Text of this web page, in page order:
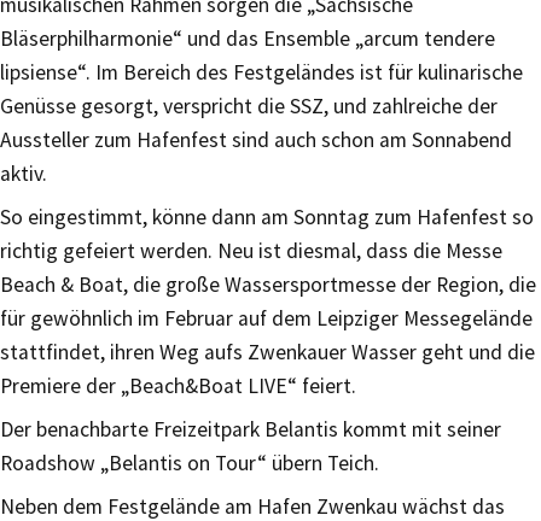
Bläserphilharmonie“ und das Ensemble „arcum tendere
lipsiense“. Im Bereich des Festgeländes ist für kulinarische
Genüsse gesorgt, verspricht die SSZ, und zahlreiche der
Aussteller zum Hafenfest sind auch schon am Sonnabend
aktiv.
So eingestimmt, könne dann am Sonntag zum Hafenfest so
richtig gefeiert werden. Neu ist diesmal, dass die Messe
Beach & Boat, die große Wassersportmesse der Region, die
für gewöhnlich im Februar auf dem Leipziger Messegelände
stattfindet, ihren Weg aufs Zwenkauer Wasser geht und die
Premiere der „Beach&Boat LIVE“ feiert.
Der benachbarte Freizeitpark Belantis kommt mit seiner
Roadshow „Belantis on Tour“ übern Teich.
Neben dem Festgelände am Hafen Zwenkau wächst das